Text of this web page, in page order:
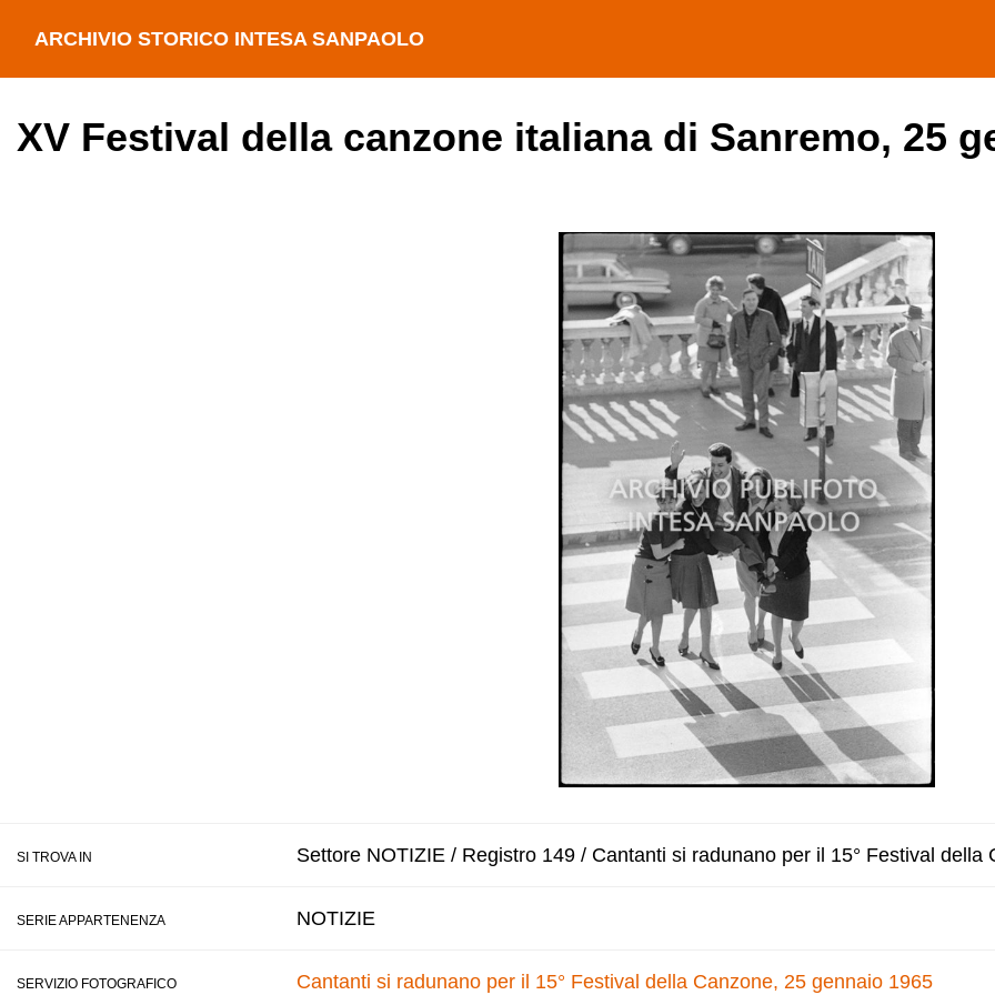
ARCHIVIO STORICO INTESA SANPAOLO
XV Festival della canzone italiana di Sanremo, 25
SI TROVA IN Settore NOTIZIE / Registro 149 / Cantanti si radunano per il 15° Festival della
SERIE APPARTENENZA NOTIZIE
SERVIZIO FOTOGRAFICO Cantanti si radunano per il 15° Festival della Canzone, 25 gennaio 1965